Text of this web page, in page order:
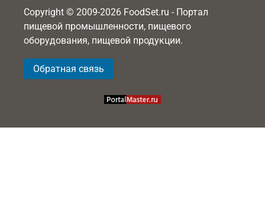
Copyright © 2009-2026 FoodSet.ru - Портал
пищевой промышленности, пищевого
оборудования, пищевой продукции.
Обратная связь